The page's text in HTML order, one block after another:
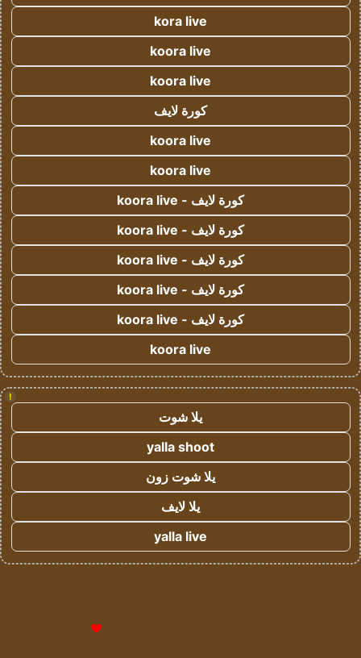
kora live
koora live
koora live
كورة لايف
koora live
koora live
كورة لايف - koora live
كورة لايف - koora live
كورة لايف - koora live
كورة لايف - koora live
كورة لايف - koora live
koora live
!
يلا شوت
yalla shoot
يلا شوت زون
يلا لايف
yalla live